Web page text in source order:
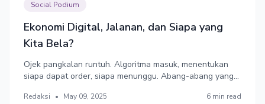
Social Podium
Ekonomi Digital, Jalanan, dan Siapa yang
Kita Bela?
Ojek pangkalan runtuh. Algoritma masuk, menentukan
siapa dapat order, siapa menunggu. Abang-abang yang
Redaksi • May 09, 2025 6 min read